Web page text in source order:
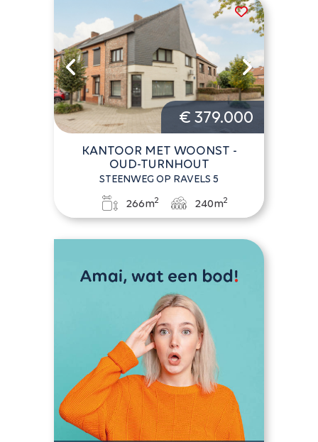
€ 379.000
KANTOOR MET WOONST -
OUD-TURNHOUT
STEENWEG OP RAVELS 5
266m2 240m2